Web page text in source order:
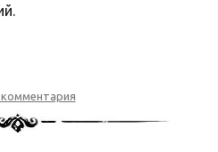
комментария